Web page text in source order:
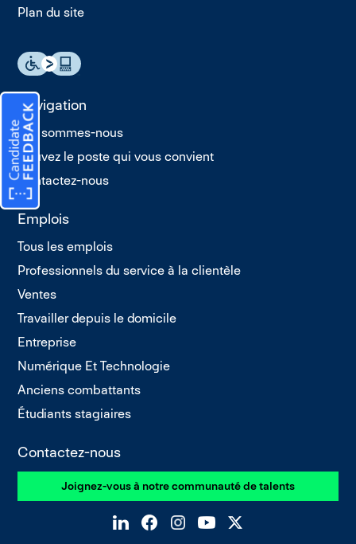
Plan du site
Navigation
Qui sommes-nous
Trouvez le poste qui vous convient
Contactez-nous
Emplois
Tous les emplois
Professionnels du service à la clientèle
Ventes
Travailler depuis le domicile
Entreprise
Numérique Et Technologie
Anciens combattants
Étudiants stagiaires
Contactez-nous
Joignez-vous à notre communauté de talents